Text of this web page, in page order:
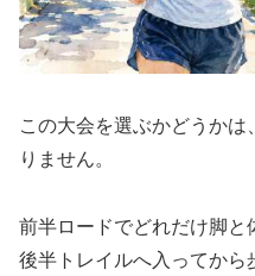
この大会を選ぶかどうかは
りません。
前半ロードでどれだけ脚と
後半トレイルへ入ってから